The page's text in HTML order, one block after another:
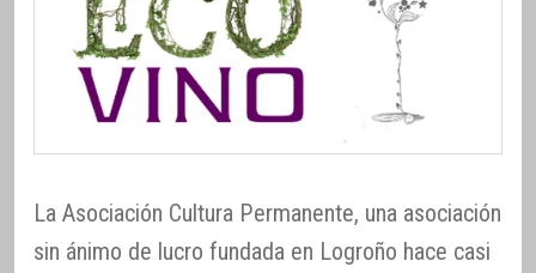
La Asociación Cultura Permanente, una asociación
sin ánimo de lucro fundada en Logroño hace casi